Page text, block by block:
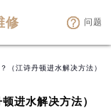
修 问题
（江诗丹顿进水解决方法）
进水解决方法）